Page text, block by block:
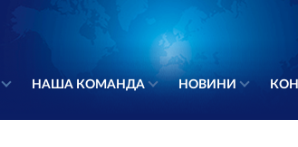
НАША КОМАНДА НОВИНИ